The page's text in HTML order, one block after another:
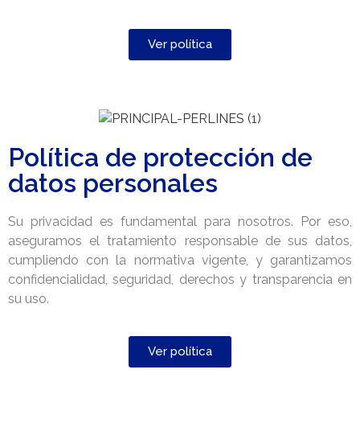
Ver política
Política de protección de
datos personales
Su privacidad es fundamental para nosotros. Por eso,
aseguramos el tratamiento responsable de sus datos,
cumpliendo con la normativa vigente, y garantizamos
confidencialidad, seguridad, derechos y transparencia en
su uso.
Ver política